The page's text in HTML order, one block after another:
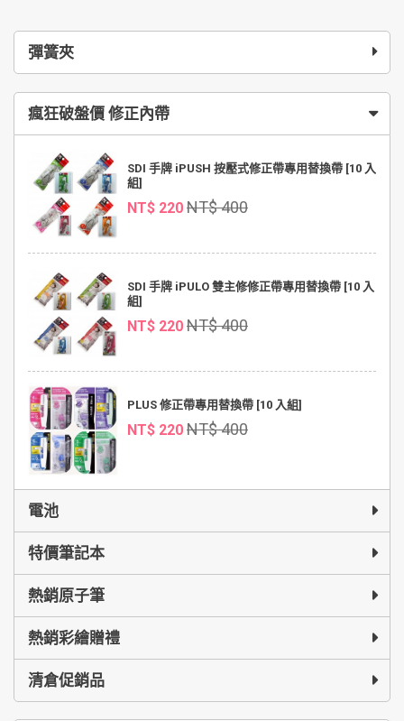
彈簧夾
瘋狂破盤價 修正內帶
SDI 手牌 iPUSH 按壓式修正帶專用替換帶 [10 入
組]
NT$ 220 NT$ 400
SDI 手牌 iPULO 雙主修修正帶專用替換帶 [10 入
組]
NT$ 220 NT$ 400
PLUS 修正帶專用替換帶 [10 入組]
NT$ 220 NT$ 400
電池
特價筆記本
熱銷原子筆
熱銷彩繪贈禮
清倉促銷品